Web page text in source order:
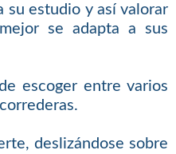
su estudio y así valorar
se adapta a sus
escoger entre varios
deslizándose sobre